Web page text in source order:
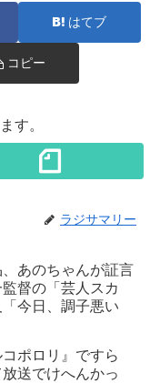
はてブ
コピー
す。
ラジサマリー
あのちゃんが証言
督の「芸人スカ
今日、調子悪い
ポロリ』ですら
放送でけへんかっ